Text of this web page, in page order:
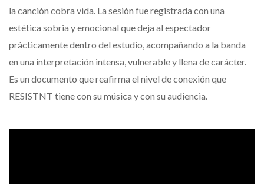
la canción cobra vida. La sesión fue registrada con una
estética sobria y emocional que deja al espectador
prácticamente dentro del estudio, acompañando a la banda
en una interpretación intensa, vulnerable y llena de carácter.
Es un documento que reafirma el nivel de conexión que
RESISTNT tiene con su música y con su audiencia.